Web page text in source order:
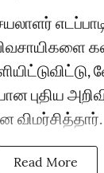
எடப்பாடி
புதிய
Read More